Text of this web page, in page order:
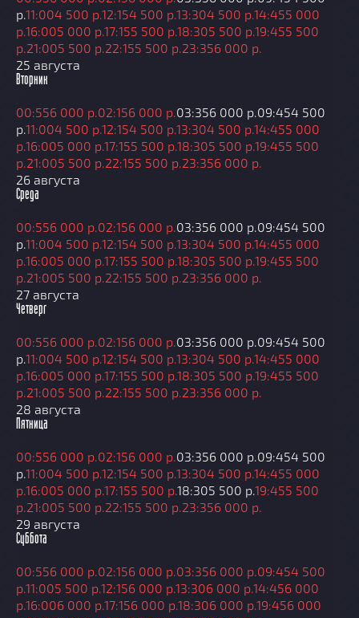
р.11:004 500 р.12:154 500 р.13:304 500 р.14:455 000
р.16:005 000 р.17:155 500 р.18:305 500 р.19:455 500
р.21:005 500 р.22:155 500 р.23:356 000 р.
25 августа
Вторник
00:556 000 р.02:156 000 р.03:356 000 р.09:454 500
р.11:004 500 р.12:154 500 р.13:304 500 р.14:455 000
р.16:005 000 р.17:155 500 р.18:305 500 р.19:455 500
р.21:005 500 р.22:155 500 р.23:356 000 р.
26 августа
Среда
00:556 000 р.02:156 000 р.03:356 000 р.09:454 500
р.11:004 500 р.12:154 500 р.13:304 500 р.14:455 000
р.16:005 000 р.17:155 500 р.18:305 500 р.19:455 500
р.21:005 500 р.22:155 500 р.23:356 000 р.
27 августа
Четверг
00:556 000 р.02:156 000 р.03:356 000 р.09:454 500
р.11:004 500 р.12:154 500 р.13:304 500 р.14:455 000
р.16:005 000 р.17:155 500 р.18:305 500 р.19:455 500
р.21:005 500 р.22:155 500 р.23:356 000 р.
28 августа
Пятница
00:556 000 р.02:156 000 р.03:356 000 р.09:454 500
р.11:004 500 р.12:154 500 р.13:304 500 р.14:455 000
р.16:005 000 р.17:155 500 р.18:305 500 р.19:455 500
р.21:005 500 р.22:155 500 р.23:356 000 р.
29 августа
Суббота
00:556 000 р.02:156 000 р.03:356 000 р.09:454 500
р.11:005 500 р.12:156 000 р.13:306 000 р.14:456 000
р.16:006 000 р.17:156 000 р.18:306 000 р.19:456 000